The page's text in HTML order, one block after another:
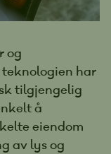
og
har
tilgjengelig
å
eiendom
av lys og